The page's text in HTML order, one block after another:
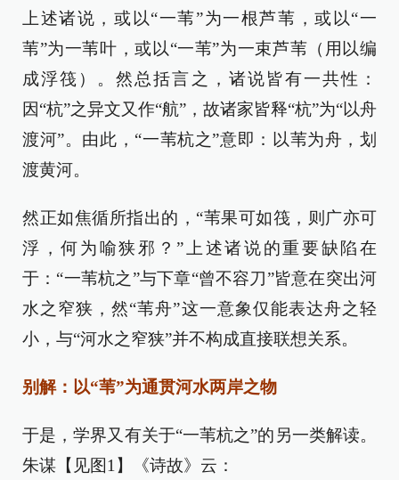
上述诸说，或以“一苇”为一根芦苇，或以“一
苇”为一苇叶，或以“一苇”为一束芦苇（用以编
成浮筏）。然总括言之，诸说皆有一共性：
因“杭”之异文又作“航”，故诸家皆释“杭”为“以舟
渡河”。由此，“一苇杭之”意即：以苇为舟，划
渡黄河。
然正如焦循所指出的，“苇果可如筏，则广亦可
浮，何为喻狭邪？”上述诸说的重要缺陷在
于：“一苇杭之”与下章“曾不容刀”皆意在突出河
水之窄狭，然“苇舟”这一意象仅能表达舟之轻
小，与“河水之窄狭”并不构成直接联想关系。
别解：以“苇”为通贯河水两岸之物
于是，学界又有关于“一苇杭之”的另一类解读。
朱谋【见图1】《诗故》云：